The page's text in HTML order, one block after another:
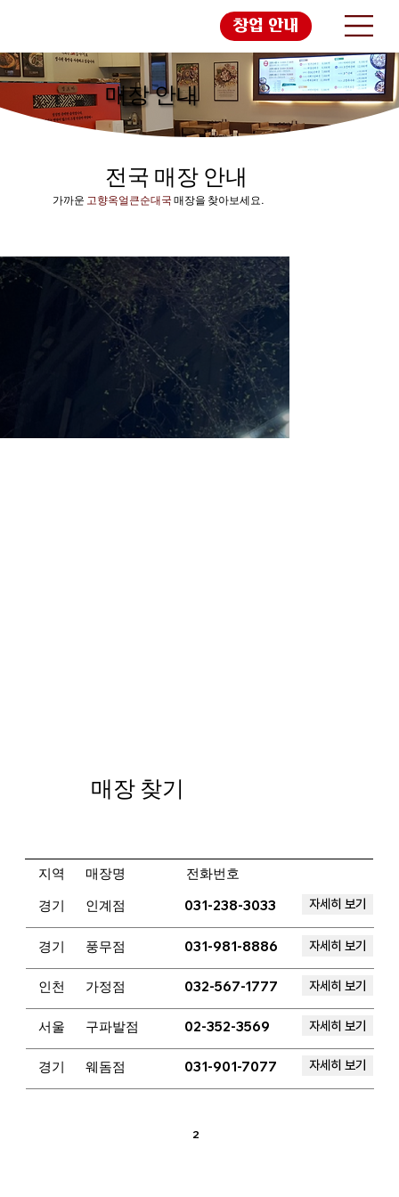
창업 안내
매장 안내
전국 매장 안내
가까운 고향옥얼큰순대국 매장을 찾아보세요.
매장 찾기
​지역 매장명 전화번호
031-981-8886
풍무점
경기 자세히 보기
032-567-1777
가정점
인천 자세히 보기
02-352-3569
구파발점
서울 자세히 보기
2
031-901-7077
웨돔점
경기 자세히 보기
031-238-3033
인계점
경기 자세히 보기